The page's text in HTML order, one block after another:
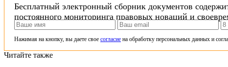
Бесплатный электронный сборник документов
постоянного мониторинга правовых новаций и
Нажимая на кнопку, вы даете свое согласие на обработку персональных данных и
Читайте также